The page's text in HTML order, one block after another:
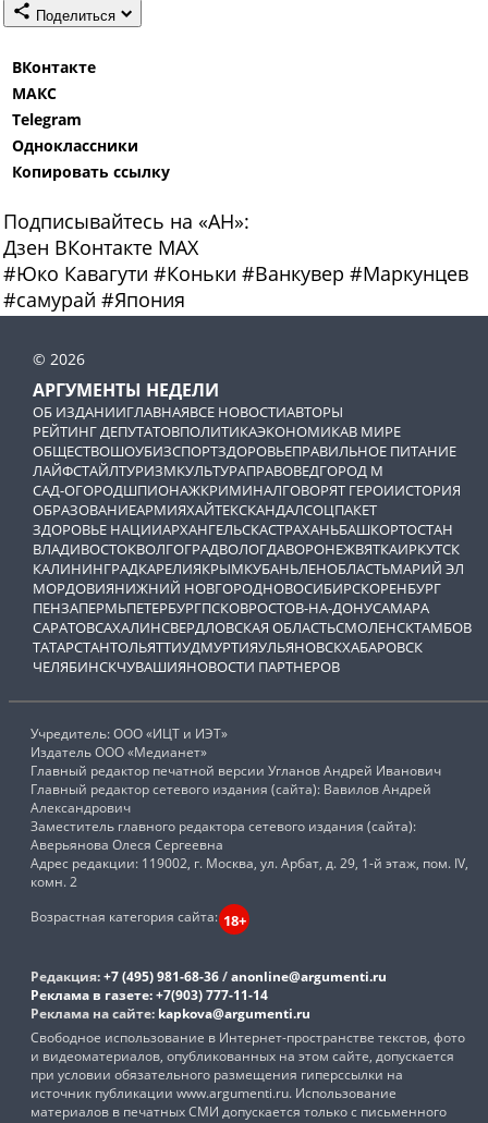
Поделиться
ВКонтакте
МАКС
Telegram
Одноклассники
Копировать ссылку
Подписывайтесь на «АН»:
Дзен ВКонтакте МАХ
#Юко Кавагути #Коньки #Ванкувер #Маркунцев
#самурай #Япония
© 2026
АРГУМЕНТЫ НЕДЕЛИ
ОБ ИЗДАНИИГЛАВНАЯВСЕ НОВОСТИАВТОРЫ
РЕЙТИНГ ДЕПУТАТОВПОЛИТИКАЭКОНОМИКАВ МИРЕ
ОБЩЕСТВОШОУБИЗСПОРТЗДОРОВЬЕПРАВИЛЬНОЕ ПИТАНИЕ
ЛАЙФСТАЙЛТУРИЗМКУЛЬТУРАПРАВОВЕДГОРОД М
САД-ОГОРОДШПИОНАЖКРИМИНАЛГОВОРЯТ ГЕРОИИСТОРИЯ
ОБРАЗОВАНИЕАРМИЯХАЙТЕКСКАНДАЛСОЦПАКЕТ
ЗДОРОВЬЕ НАЦИИАРХАНГЕЛЬСКАСТРАХАНЬБАШКОРТОСТАН
ВЛАДИВОСТОКВОЛГОГРАДВОЛОГДАВОРОНЕЖВЯТКАИРКУТСК
КАЛИНИНГРАДКАРЕЛИЯКРЫМКУБАНЬЛЕНОБЛАСТЬМАРИЙ ЭЛ
МОРДОВИЯНИЖНИЙ НОВГОРОДНОВОСИБИРСКОРЕНБУРГ
ПЕНЗАПЕРМЬПЕТЕРБУРГПСКОВРОСТОВ-НА-ДОНУСАМАРА
САРАТОВСАХАЛИНСВЕРДЛОВСКАЯ ОБЛАСТЬСМОЛЕНСКТАМБОВ
ТАТАРСТАНТОЛЬЯТТИУДМУРТИЯУЛЬЯНОВСКХАБАРОВСК
ЧЕЛЯБИНСКЧУВАШИЯНОВОСТИ ПАРТНЕРОВ
Учредитель: ООО «ИЦТ и ИЭТ»
Издатель ООО «Медианет»
Главный редактор печатной версии Угланов Андрей Иванович
Главный редактор сетевого издания (сайта): Вавилов Андрей
Александрович
Заместитель главного редактора сетевого издания (сайта):
Аверьянова Олеся Сергеевна
Адрес редакции: 119002, г. Москва, ул. Арбат, д. 29, 1-й этаж, пом. IV,
комн. 2
Возрастная категория сайта: 18+
Редакция:+7 (495) 981-68-36/anonline@argumenti.ru
Реклама в газете:+7(903) 777-11-14
Реклама на сайте: kapkova@argumenti.ru
Свободное использование в Интернет-пространстве текстов, фото
и видеоматериалов, опубликованных на этом сайте, допускается
при условии обязательного размещения гиперссылки на
источник публикации www.argumenti.ru. Использование
материалов в печатных СМИ допускается только с письменного